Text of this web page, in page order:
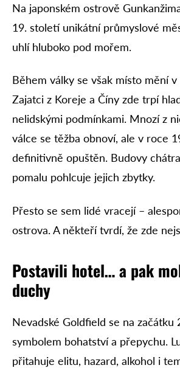
Na japonském ostrově
19. století unikátní průmyslové
uhlí hluboko pod mořem.
Během války se však místo mění
Zajatci z Koreje a Číny zde trpí
nelidskými podmínkami. Mnozí z
válce se těžba obnoví, ale v roce
definitivně opuštěn. Budovy
pomalu pohlcuje jejich zbytky.
Přesto se sem lidé vracejí –
ostrova. A někteří tvrdí, že zde
Postavili hotel… a pak
duchy
Nevadské Goldfield se na začátku
symbolem bohatství a přepychu.
přitahuje elitu, hazard, alkohol i